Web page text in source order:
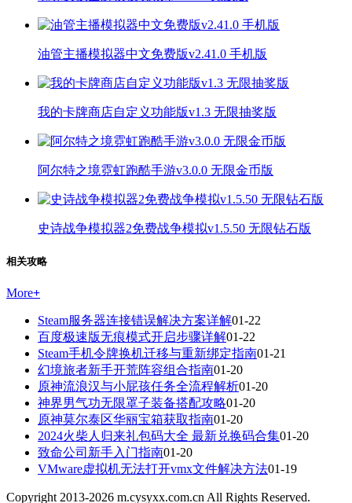
油管主播模拟器中文免费版v2.41.0 手机版
我的卡牌商店自定义功能版v1.3 无限抽奖版
阿尔特之境霓虹跑酷手游v3.0.0 无限金币版
史诗战争模拟器2免费战争模拟v1.5.50 无限钻石版
相关攻略
More+
Steam服务器连接错误解决方案详解01-22
百度极速版无痕模式开启步骤详解01-22
Steam手机令牌换机迁移与重新绑定指南01-21
幻境旅者新手开荒阵容组合指南01-20
原神流浪汉与小屁孩任务全流程解析01-20
神界男气功无限罩子装备搭配攻略01-20
原神莫尔泰区华丽宝箱获取指南01-20
2024火柴人归来礼包码大全 最新兑换码合集01-20
致命公司新手入门指南01-20
VMware虚拟机无法打开vmx文件解决方法01-19
Copyright 2013-2026 m.cysyxx.com.cn All Rights Reserved.